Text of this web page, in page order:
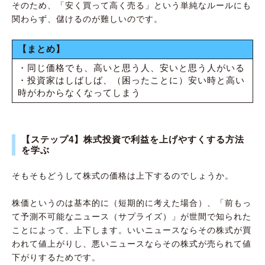
そのため、「安く買って高く売る」という単純なルールにも
関わらず、儲けるのが難しいのです。
【まとめ】
・同じ価格でも、高いと思う人、安いと思う人がいる
・投資家はしばしば、（困ったことに）安い時と高い
時がわからなくなってしまう
【ステップ4】株式投資で利益を上げやすくする方法
を学ぶ
そもそもどうして株式の価格は上下するのでしょうか。
株価というのは基本的に（短期的に考えた場合）、「前もっ
て予測不可能なニュース（サプライズ）」が世間で知られた
ことによって、上下します。いいニュースならその株式が買
われて値上がりし、悪いニュースならその株式が売られて値
下がりするためです。